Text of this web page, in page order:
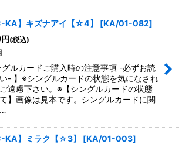
KA】キズナアイ【☆4】 [KA/01-082]
円 (税込)
グルカードご購入時の注意事項 -必ずお読
- 】※シングルカードの状態を気になされ
遠慮下さい。※【シングルカードの状態
】画像は見本です。シングルカードに関
KA】ミラク【☆3】 [KA/01-003]